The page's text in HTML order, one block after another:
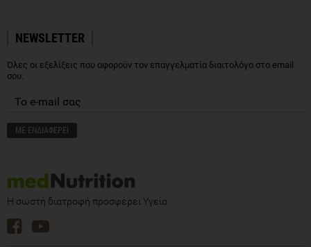
NEWSLETTER
Όλες οι εξελίξεις που αφορούν τον επαγγελματία διαιτολόγο στο email
σου.
Η σωστή διατροφή προσφέρει Υγεία